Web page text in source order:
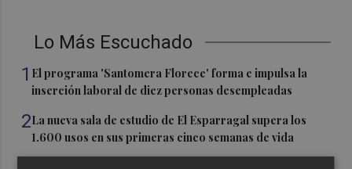
Lo Más Escuchado
1 El programa 'Santomera Florece' forma e impulsa la
inserción laboral de diez personas desempleadas
2La nueva sala de estudio de El Esparragal supera los
1.600 usos en sus primeras cinco semanas de vida